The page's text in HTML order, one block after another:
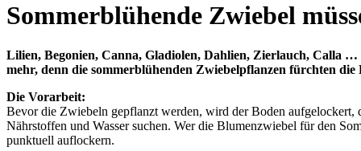
Sommerblühende Zwiebel
Lilien, Begonien, Canna, Gladiolen, Dahlien, Zierlauch, Calla
mehr, denn die sommerblühenden Zwiebelpflanzen fürchten
Die Vorarbeit:
Bevor die Zwiebeln gepflanzt werden, wird der Boden aufgelockert,
Nährstoffen und Wasser suchen. Wer die Blumenzwiebel für den
punktuell auflockern.